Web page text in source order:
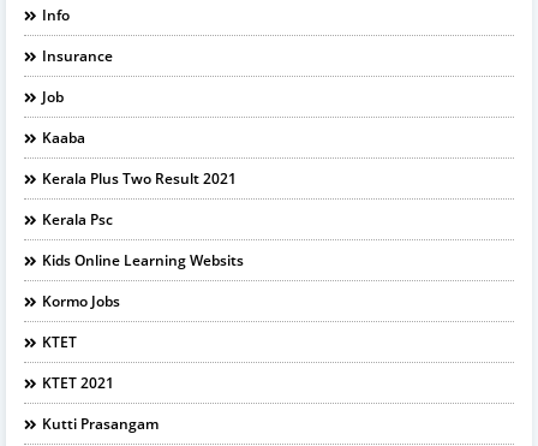
Info
Insurance
Job
Kaaba
Kerala Plus Two Result 2021
Kerala Psc
Kids Online Learning Websits
Kormo Jobs
KTET
KTET 2021
Kutti Prasangam